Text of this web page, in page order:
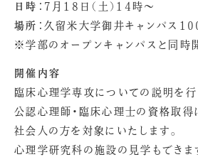
日時： 7月18日（土）14時～
場所： 久留米大学御井キャンパス
※学部のオープンキャンパスと同時
開催内容
臨床心理学専攻についての説明を行
公認心理師・臨床心理士の資格取得
社会人の方を対象にいたします。
心理学研究科の施設の見学もできま